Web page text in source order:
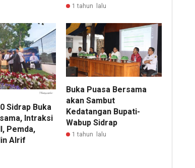
1 tahun lalu
Sidrap Buka
Intraksi
Pemda,
Alrif
Buka Puasa Bersama
akan Sambut
Kedatangan Bupati-
Wabup Sidrap
1 tahun lalu